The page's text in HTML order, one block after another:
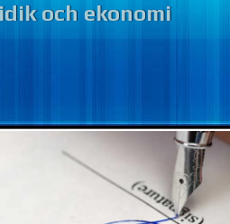
och ekonomi